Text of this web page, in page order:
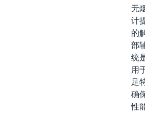
无
计
的
部
统
用
足
确
性